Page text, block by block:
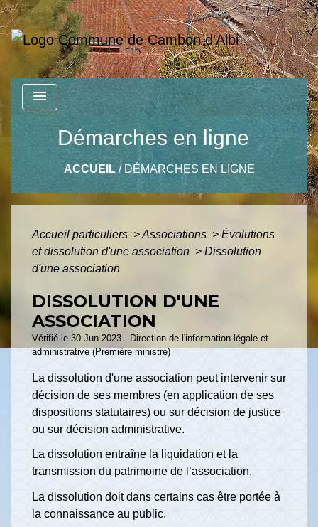
menu
Démarches en ligne
ACCUEIL/ DÉMARCHES EN LIGNE
Accueil particuliers >Associations > Évolutions
et dissolution d'une association > Dissolution
d'une association
DISSOLUTION D'UNE
ASSOCIATION
Vérifié le 30 Jun 2023 - Direction de l'information légale et
administrative (Première ministre)
La dissolution d'une association peut intervenir sur
décision de ses membres (en application de ses
dispositions statutaires) ou sur décision de justice
ou sur décision administrative.
La dissolution entraîne la liquidation et la
transmission du patrimoine de l’association.
La dissolution doit dans certains cas être portée à
la connaissance au public.